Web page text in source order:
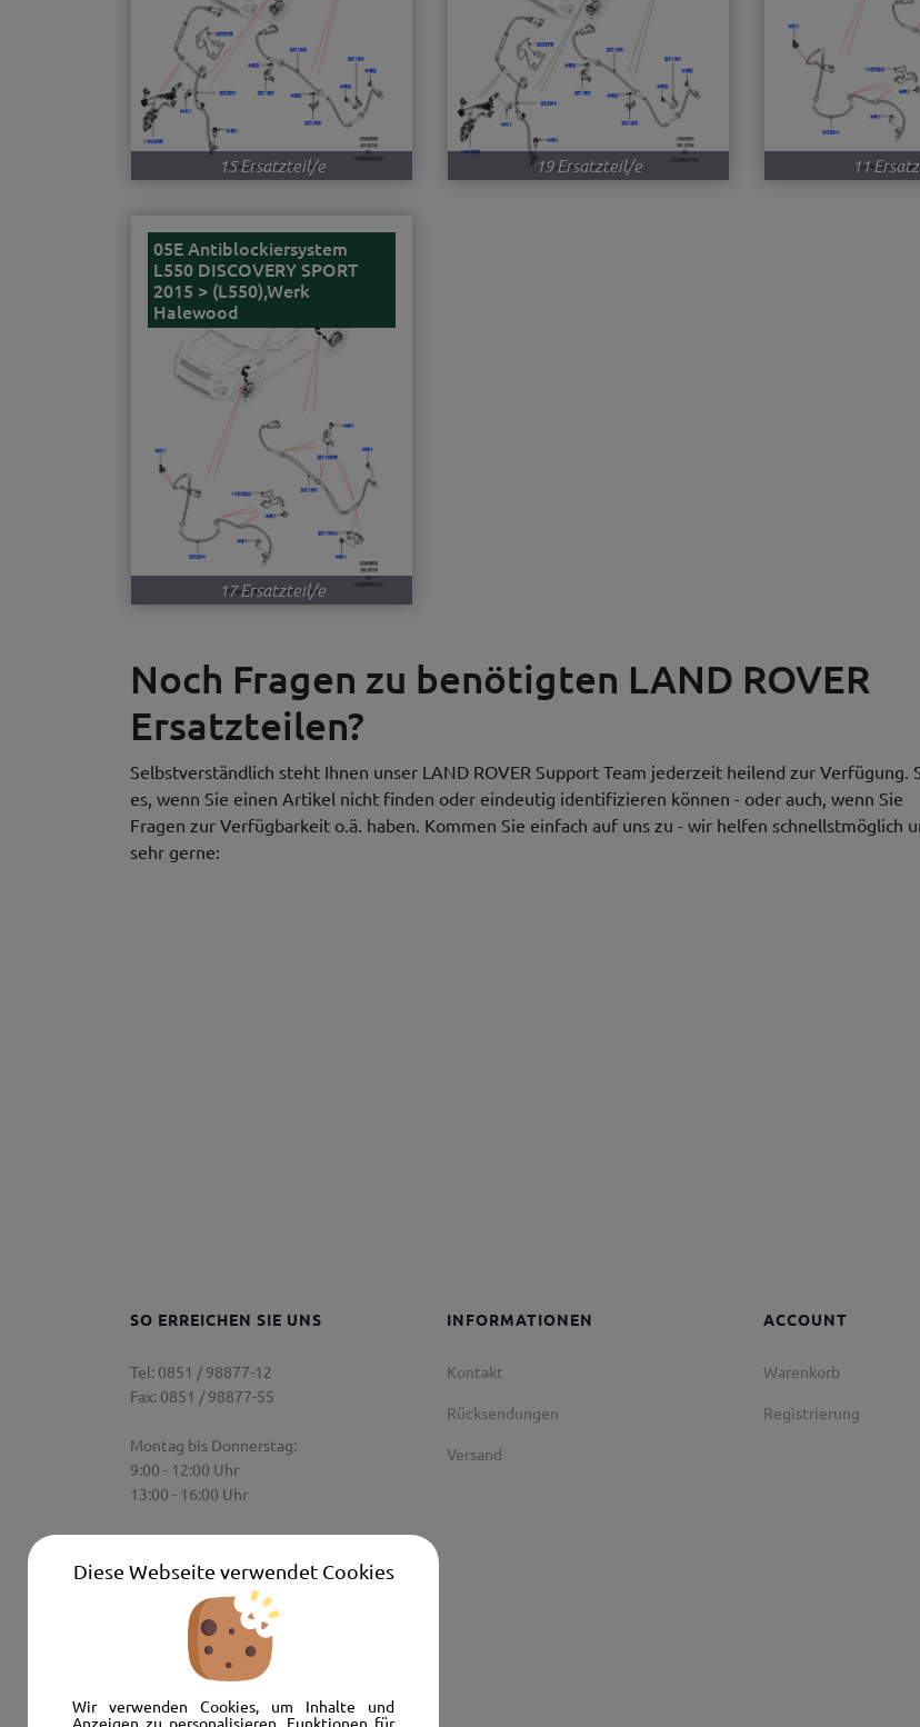
Diese Webseite verwendet Cookies
Wir verwenden Cookies, um Inhalte und
Anzeigen zu personalisieren, Funktionen für
15 Ersatzteil/e 19 Ersatzteil/e 11
05E Antiblockiersystem
L550 DISCOVERY SPORT
2015 > (L550),Werk
Halewood
17 Ersatzteil/e
Noch Fragen zu benötigten LAND ROVER
Ersatzteilen?
Selbstverständlich steht Ihnen unser LAND ROVER Support Team jederzeit heilend zur Verfügung.
es, wenn Sie einen Artikel nicht finden oder eindeutig identifizieren können - oder auch, wenn Sie
Fragen zur Verfügbarkeit o.ä. haben. Kommen Sie einfach auf uns zu - wir helfen schnellstmöglich
sehr gerne:
SO ERREICHEN SIE UNS
Tel: 0851 / 98877-12
Fax: 0851 / 98877-55
Montag bis Donnerstag:
9:00 - 12:00 Uhr
13:00 - 16:00 Uhr
9:00 Uhr - 12:00 Uhr
Senden Sie uns eine E-Mail:
info@autoshop-wimmer.de
INFORMATIONEN
Kontakt
Rücksendungen
Versand
ACCOUNT
Warenkorb
Registrierung